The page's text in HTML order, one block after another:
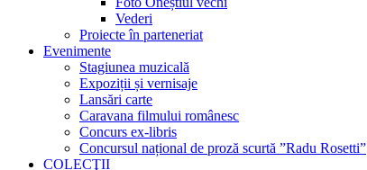
Vederi
Proiecte în parteneriat
Evenimente
Stagiunea muzicală
Expoziții și vernisaje
Lansări carte
Caravana filmului românesc
Concurs ex-libris
Concursul național de proză scurtă ”Radu Rosetti”
COLECŢII